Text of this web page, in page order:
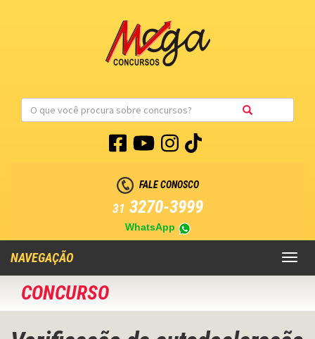
FALE CONOSCO
31 3270-3999
WhatsApp
Toggle
NAVEGAÇÃO
CONCURSO